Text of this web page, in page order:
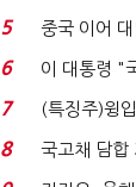
빈 매대 채
5
중국 이어
국전쟁’
6
이 대통령 "
적극적 조사
7
(특징주)윙
지에 상한가
8
국고채 담
금 폭탄' 우